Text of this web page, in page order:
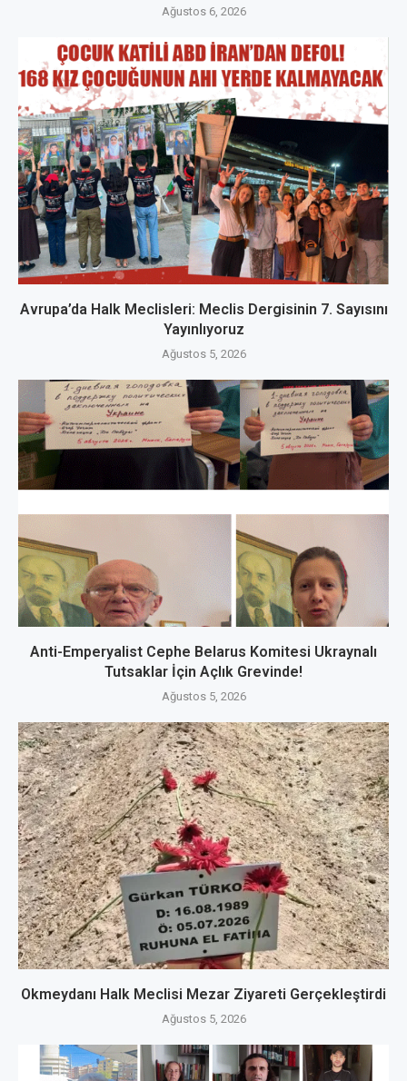
Ağustos 6, 2026
Avrupa’da Halk Meclisleri: Meclis Dergisinin 7. Sayısını
Yayınlıyoruz
Ağustos 5, 2026
Anti-Emperyalist Cephe Belarus Komitesi Ukraynalı
Tutsaklar İçin Açlık Grevinde!
Ağustos 5, 2026
Okmeydanı Halk Meclisi Mezar Ziyareti Gerçekleştirdi
Ağustos 5, 2026